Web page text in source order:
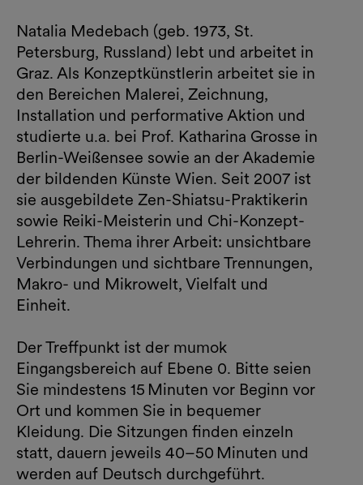
Natalia Medebach (geb. 1973, St.
Petersburg, Russland) lebt und arbeitet in
Graz. Als Konzeptkünstlerin arbeitet sie in
den Bereichen Malerei, Zeichnung,
Installation und performative Aktion und
studierte u.a. bei Prof. Katharina Grosse in
Berlin-Weißensee sowie an der Akademie
der bildenden Künste Wien. Seit 2007 ist
sie ausgebildete Zen-Shiatsu-Praktikerin
sowie Reiki-Meisterin und Chi-Konzept-
Lehrerin. Thema ihrer Arbeit: unsichtbare
Verbindungen und sichtbare Trennungen,
Makro- und Mikrowelt, Vielfalt und
Einheit.
Der Treffpunkt ist der mumok
Eingangsbereich auf Ebene 0. Bitte seien
Sie mindestens 15 Minuten vor Beginn vor
Ort und kommen Sie in bequemer
Kleidung. Die Sitzungen finden einzeln
statt, dauern jeweils 40–50 Minuten und
werden auf Deutsch durchgeführt.